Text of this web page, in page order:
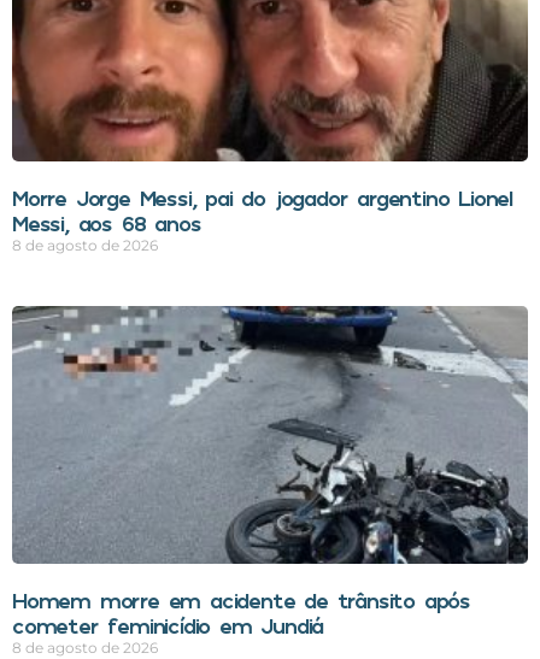
Morre Jorge Messi, pai do jogador argentino Lionel
Messi, aos 68 anos
8 de agosto de 2026
Homem morre em acidente de trânsito após
cometer feminicídio em Jundiá
8 de agosto de 2026